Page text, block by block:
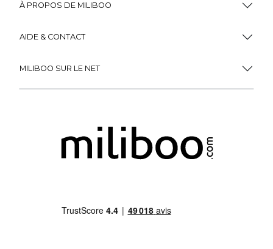
À PROPOS DE MILIBOO
AIDE & CONTACT
MILIBOO SUR LE NET